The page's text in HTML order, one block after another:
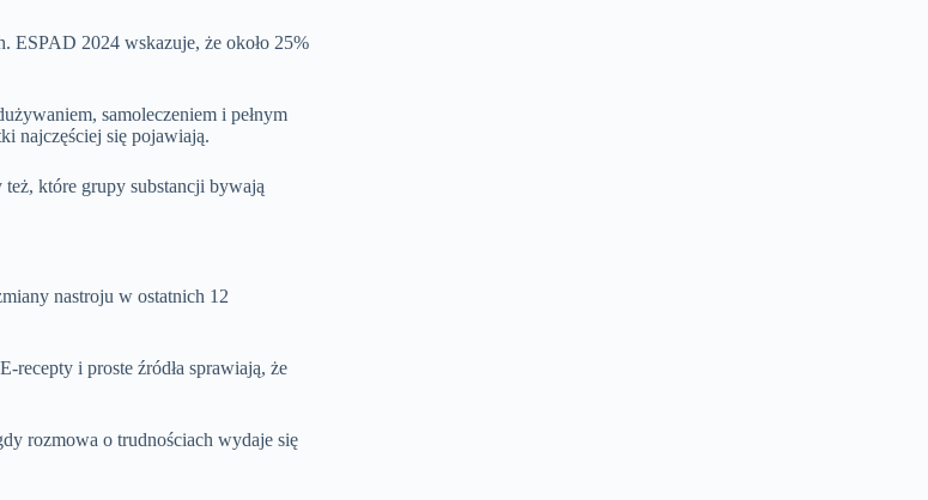
ESPAD 2024 wskazuje, że około 25%
samoleczeniem i pełnym
najczęściej się pojawiają.
które grupy substancji bywają
nastroju w ostatnich 12
recepty i proste źródła sprawiają, że
rozmowa o trudnościach wydaje się